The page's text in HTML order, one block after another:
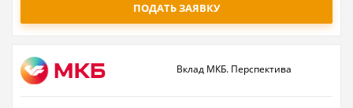
ПОДАТЬ ЗАЯВКУ
Вклад МКБ. Перспектива